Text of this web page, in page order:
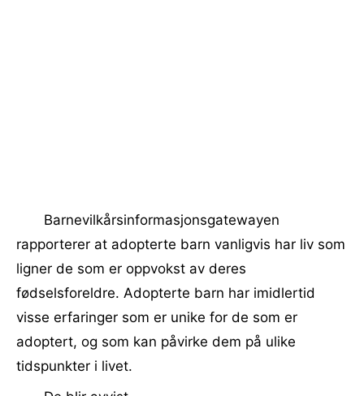
Barnevilkårsinformasjonsgatewayen
rapporterer at adopterte barn vanligvis har liv som
ligner de som er oppvokst av deres
fødselsforeldre. Adopterte barn har imidlertid
visse erfaringer som er unike for de som er
adoptert, og som kan påvirke dem på ulike
tidspunkter i livet.